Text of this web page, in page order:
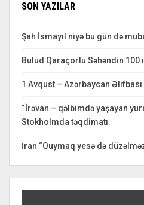
SON YAZILAR
Şah İsmayıl niyə bu gün də
Bulud Qaraçorlu Səhəndin
1 Avqust – Azərbaycan
“İrəvan – qəlbimdə yaşayan
Stokholmda təqdimatı.
İran “Quymaq yesə də